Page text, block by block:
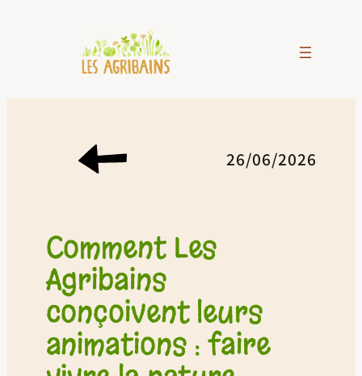
26/06/2026
Comment Les
Agribains
conçoivent leurs
animations : faire